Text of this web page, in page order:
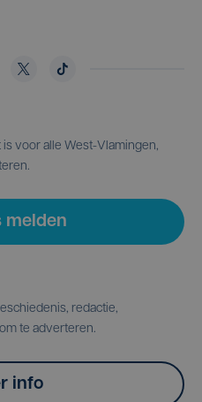
voor alle West-Vlamingen,
melden
redactie,
te adverteren.
info